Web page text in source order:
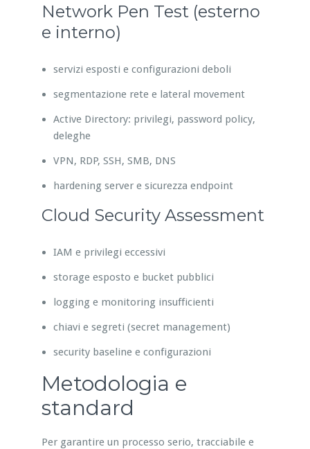
Network Pen Test (esterno
e interno)
servizi esposti e configurazioni deboli
segmentazione rete e lateral movement
Active Directory: privilegi, password policy,
deleghe
VPN, RDP, SSH, SMB, DNS
hardening server e sicurezza endpoint
Cloud Security Assessment
IAM e privilegi eccessivi
storage esposto e bucket pubblici
logging e monitoring insufficienti
chiavi e segreti (secret management)
security baseline e configurazioni
Metodologia e
standard
Per garantire un processo serio, tracciabile e